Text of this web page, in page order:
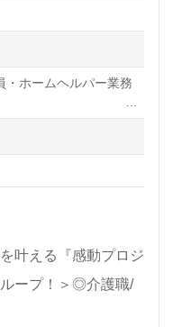
えて仕事をしたい』
、担当コンサルタン
せも遠慮なくお願い
アでお探しします】
ンサルタントへお伝
なくお願いします。
探しは【ウィルオ
・ホームヘルパー業務
ポート、買い物や掃
叶える『感動プロジ
ープ！＞◎介護職/